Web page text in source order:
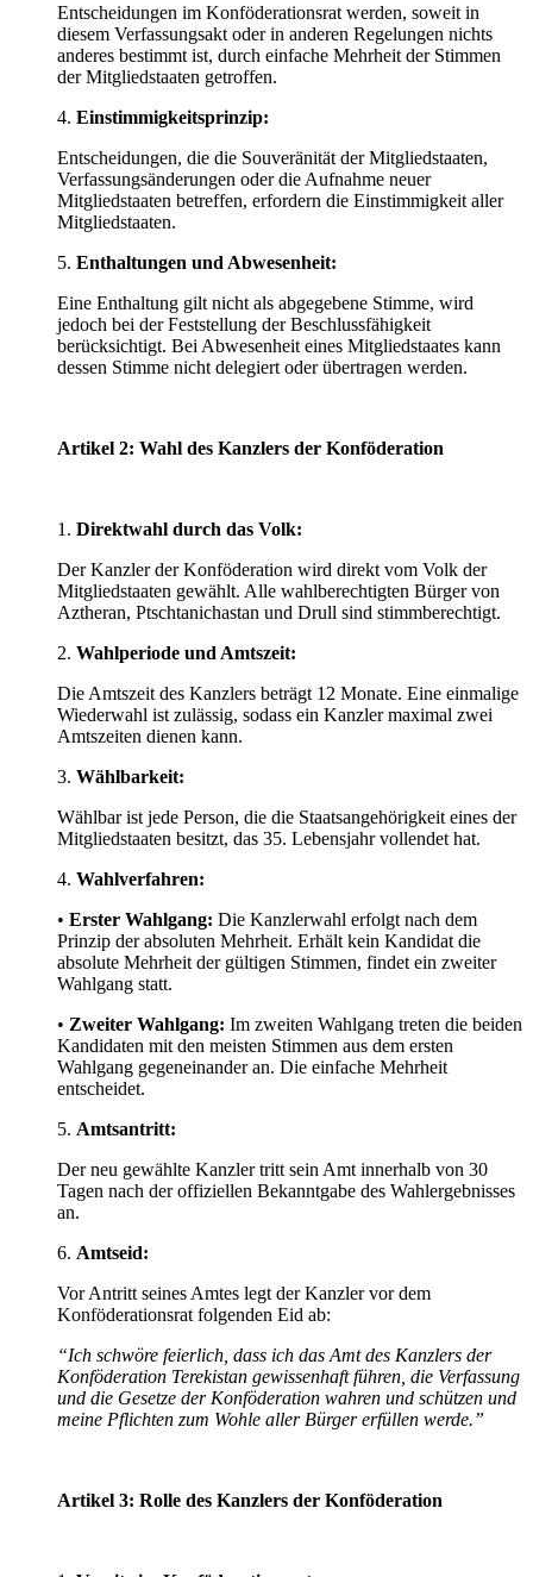
Entscheidungen im Konföderationsrat werden, soweit in
diesem Verfassungsakt oder in anderen Regelungen nichts
anderes bestimmt ist, durch einfache Mehrheit der Stimmen
der Mitgliedstaaten getroffen.
4. Einstimmigkeitsprinzip:
Entscheidungen, die die Souveränität der Mitgliedstaaten,
Verfassungsänderungen oder die Aufnahme neuer
Mitgliedstaaten betreffen, erfordern die Einstimmigkeit aller
Mitgliedstaaten.
5. Enthaltungen und Abwesenheit:
Eine Enthaltung gilt nicht als abgegebene Stimme, wird
jedoch bei der Feststellung der Beschlussfähigkeit
berücksichtigt. Bei Abwesenheit eines Mitgliedstaates kann
dessen Stimme nicht delegiert oder übertragen werden.
Artikel 2: Wahl des Kanzlers der Konföderation
1. Direktwahl durch das Volk:
Der Kanzler der Konföderation wird direkt vom Volk der
Mitgliedstaaten gewählt. Alle wahlberechtigten Bürger von
Aztheran, Ptschtanichastan und Drull sind stimmberechtigt.
2. Wahlperiode und Amtszeit:
Die Amtszeit des Kanzlers beträgt 12 Monate. Eine einmalige
Wiederwahl ist zulässig, sodass ein Kanzler maximal zwei
Amtszeiten dienen kann.
3. Wählbarkeit:
Wählbar ist jede Person, die die Staatsangehörigkeit eines der
Mitgliedstaaten besitzt, das 35. Lebensjahr vollendet hat.
4. Wahlverfahren:
• Erster Wahlgang: Die Kanzlerwahl erfolgt nach dem
Prinzip der absoluten Mehrheit. Erhält kein Kandidat die
absolute Mehrheit der gültigen Stimmen, findet ein zweiter
Wahlgang statt.
• Zweiter Wahlgang: Im zweiten Wahlgang treten die beiden
Kandidaten mit den meisten Stimmen aus dem ersten
Wahlgang gegeneinander an. Die einfache Mehrheit
entscheidet.
5. Amtsantritt:
Der neu gewählte Kanzler tritt sein Amt innerhalb von 30
Tagen nach der offiziellen Bekanntgabe des Wahlergebnisses
an.
6. Amtseid:
Vor Antritt seines Amtes legt der Kanzler vor dem
Konföderationsrat folgenden Eid ab:
“Ich schwöre feierlich, dass ich das Amt des Kanzlers der
Konföderation Terekistan gewissenhaft führen, die Verfassung
und die Gesetze der Konföderation wahren und schützen und
meine Pflichten zum Wohle aller Bürger erfüllen werde.”
Artikel 3: Rolle des Kanzlers der Konföderation